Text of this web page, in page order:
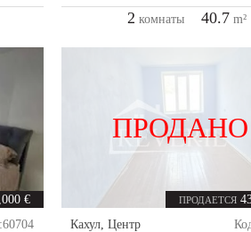
2 комнаты 40.7 m²
€
60704
ПРОДАНО
ПРОДАЕТСЯ
Кахул,Центр